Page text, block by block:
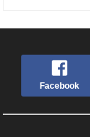
Facebook